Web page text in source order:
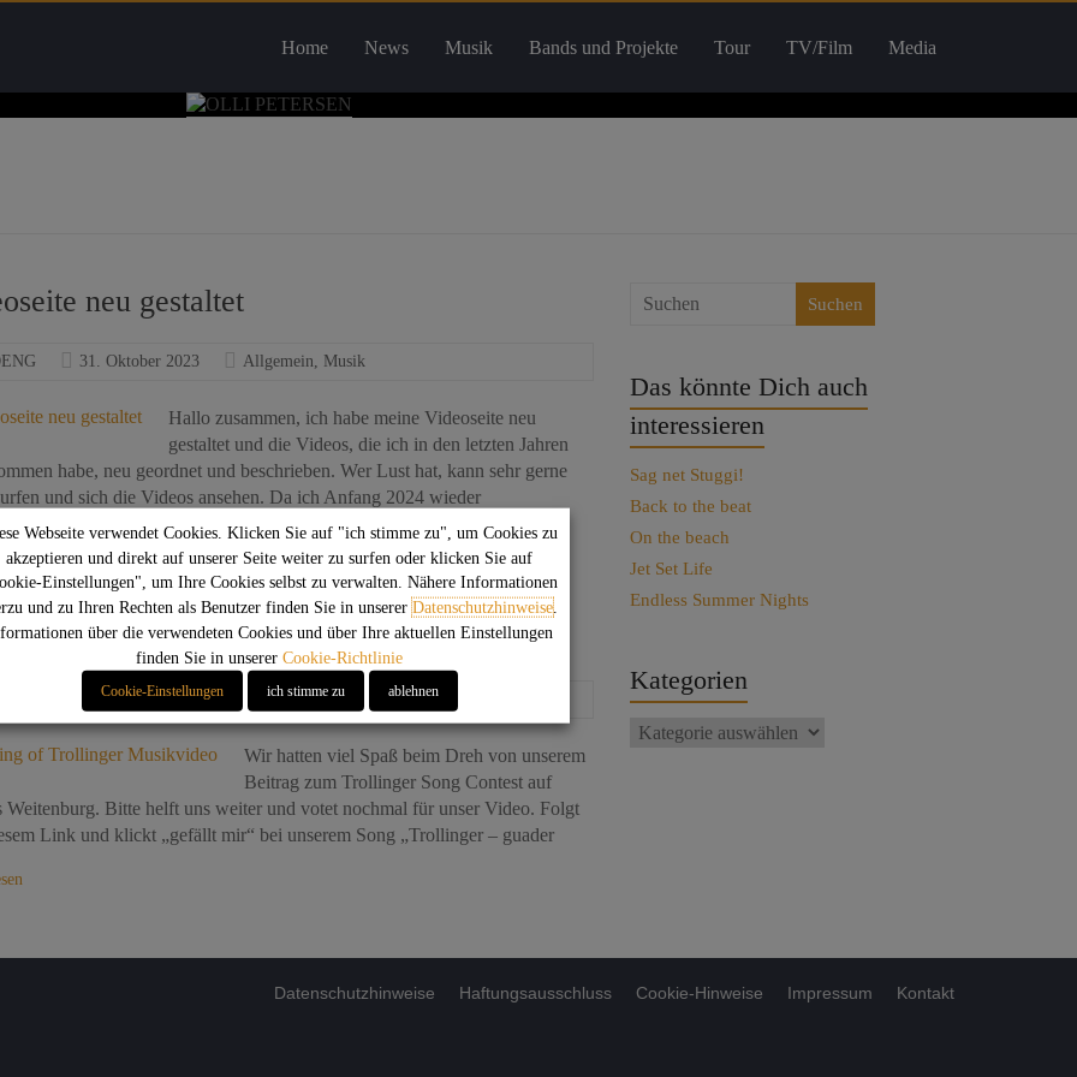
Home News Musik Bands und Projekte Tour TV/Film Media
neu gestaltet
31. Oktober 2023 Allgemein, Musik
Hallo zusammen, ich habe meine Videoseite neu
gestaltet und die Videos, die ich in den letzten Jahren
habe, neu geordnet und beschrieben. Wer Lust hat, kann sehr gerne
und sich die Videos ansehen. Da ich Anfang 2024 wieder
of Trollinger Musikvideo
27. Mai 2014 Musik Odeng
Wir hatten viel Spaß beim Dreh von unserem
Beitrag zum Trollinger Song Contest auf
Weitenburg. Bitte helft uns weiter und votet nochmal für unser Video. Folgt
Link und klickt „gefällt mir“ bei unserem Song „Trollinger – guader
Suchen
Das könnte Dich auch
interessieren
Sag net Stuggi!
Back to the beat
On the beach
Jet Set Life
Endless Summer Nights
Kategorien
Datenschutzhinweise Haftungsausschluss Cookie-Hinweise Impressum Kontakt
Webseite verwendet Cookies. Klicken Sie auf "ich stimme zu", um Cookies zu
akzeptieren und direkt auf unserer Seite weiter zu surfen oder klicken Sie auf
Einstellungen", um Ihre Cookies selbst zu verwalten. Nähere Informationen
und zu Ihren Rechten als Benutzer finden Sie in unsererDatenschutzhinweise.
über die verwendeten Cookies und über Ihre aktuellen Einstellungen
finden Sie in unserer Cookie-Richtlinie
Cookie-Einstellungen ich stimme zu ablehnen